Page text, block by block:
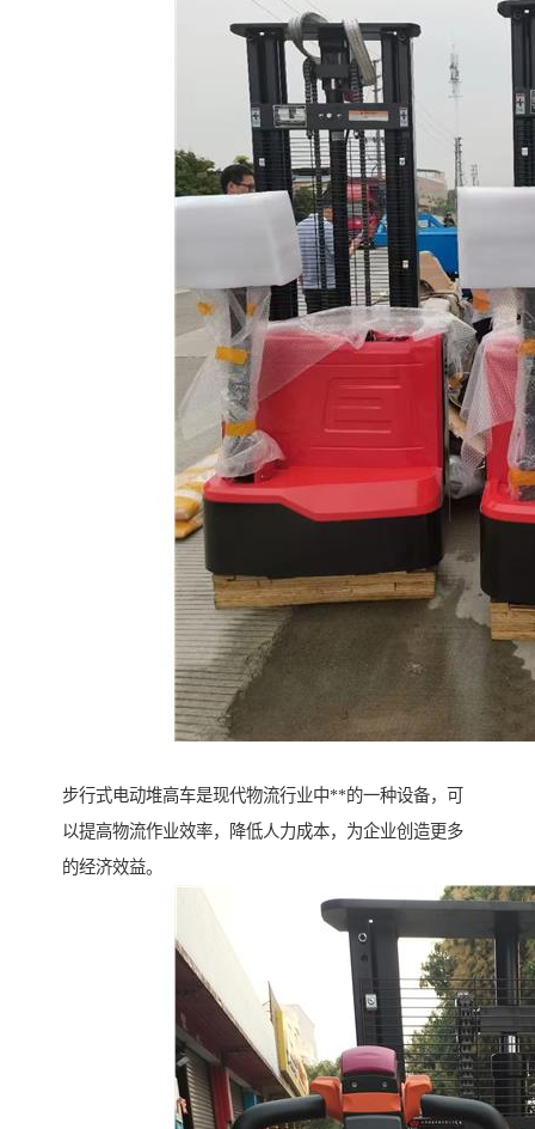
步行式电动堆高车是现代物流行业中**的一种设备，可
以提高物流作业效率，降低人力成本，为企业创造更多
的经济效益。